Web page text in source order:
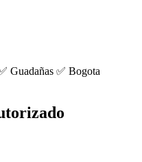
Guadañas ✅ Bogota